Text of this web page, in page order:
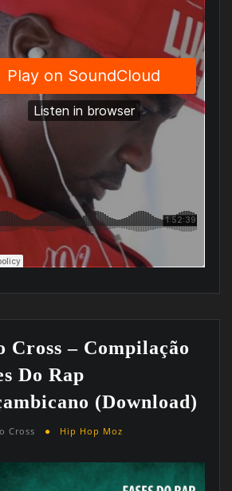
Cross – Compilação
Do Rap
(Download)
Cross Hip Hop Moz